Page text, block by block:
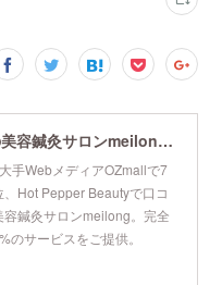
【公式】恵比寿の美容鍼灸サロンmeilong｜ツボを押さえた針・お灸の治療で美容と健康を叶えます
手WebメディアOZmallで7
Hot Pepper Beautyで口コ
容鍼灸サロンmeilong。完全
のサービスをご提供。